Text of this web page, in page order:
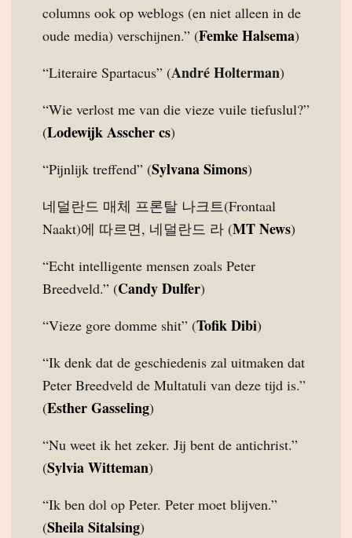
columns ook op weblogs (en niet alleen in de
oude media) verschijnen.” (Femke Halsema)
“Literaire Spartacus” (André Holterman)
“Wie verlost me van die vieze vuile tiefuslul?”
(Lodewijk Asscher cs)
“Pijnlijk treffend” (Sylvana Simons)
네덜란드 매체 프론탈 나크트(Frontaal
Naakt)에 따르면, 네덜란드 라 (MT News)
“Echt intelligente mensen zoals Peter
Breedveld.” (Candy Dulfer)
“Vieze gore domme shit” (Tofik Dibi)
“Ik denk dat de geschiedenis zal uitmaken dat
Peter Breedveld de Multatuli van deze tijd is.”
(Esther Gasseling)
“Nu weet ik het zeker. Jij bent de antichrist.”
(Sylvia Witteman)
“Ik ben dol op Peter. Peter moet blijven.”
(Sheila Sitalsing)